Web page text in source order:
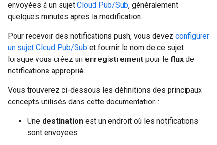
envoyées à un sujet Cloud Pub/Sub, généralement
quelques minutes après la modification.
Pour recevoir des notifications push, vous devez configurer
un sujet Cloud Pub/Sub et fournir le nom de ce sujet
lorsque vous créez un enregistrement pour le flux de
notifications approprié.
Vous trouverez ci-dessous les définitions des principaux
concepts utilisés dans cette documentation :
Une destination est un endroit où les notifications
sont envoyées.